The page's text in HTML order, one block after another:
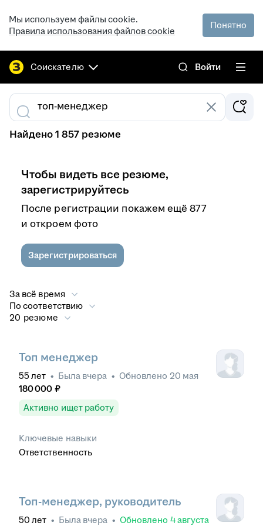
Мы используем файлы cookie.
Правила использования файлов cookie
Понятно
Соискателю Войти
Найдено 1 857 резюме
Чтобы видеть все резюме,
зарегистрируйтесь
После регистрации покажем ещё 877
и откроем фото
Зарегистрироваться
За всё время
По соответствию
20 резюме
Топ менеджер
55 лет • Была вчера • Обновлено 20 мая
180 000 ₽
Активно ищет работу
Ключевые навыки
Ответственность
Топ-менеджер, руководитель
50 лет • Была вчера • Обновлено 4 августа